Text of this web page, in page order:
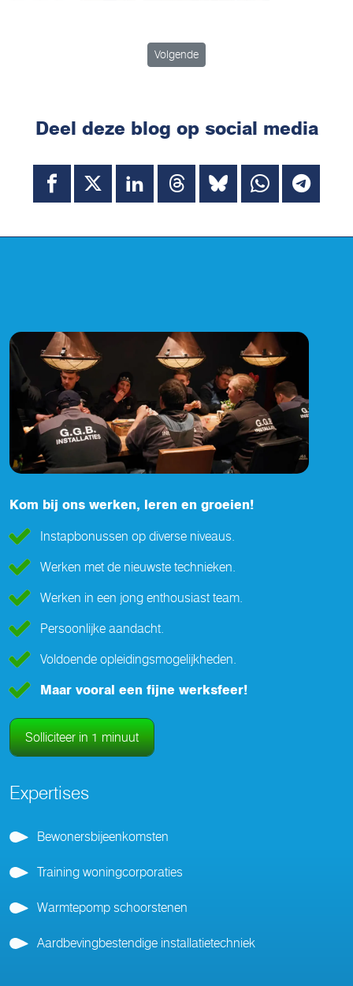
Volgende artikel: Gehaktballetje op de
Volgende
Deel deze blog op social media
Kom bij ons werken, leren en groeien!
Instapbonussen op diverse niveaus.
Werken met de nieuwste technieken.
Werken in een jong enthousiast team.
Persoonlijke aandacht.
Voldoende opleidingsmogelijkheden.
Maar vooral een fijne werksfeer!
Solliciteer in 1 minuut
Expertises
Bewonersbijeenkomsten
Training woningcorporaties
Warmtepomp schoorstenen
Aardbevingbestendige installatietechniek